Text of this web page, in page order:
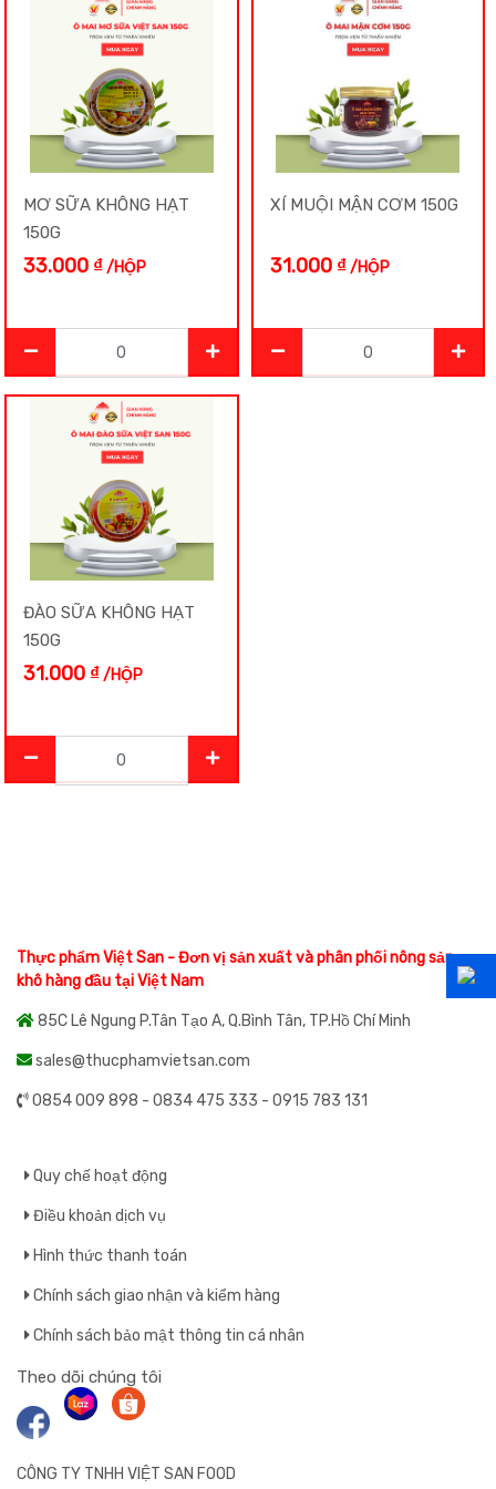
Cốm
Củ Cải
HÀNG MỚI
Hạt Điều Màu
Lạc Rang
Mè
Mì
Mứt-Xí muội
Nếp
Quẩy Soắn
Rong Biển
Tiêu
Trà
Ô Mai Mơ
MƠ SỮA KHÔNG HẠT
150G
33.000 ₫/HỘP
XÍ MUỘI MẬN CƠM 150G
31.000₫ /HỘP
ĐÀO SỮA KHÔNG HẠT
150G
31.000 ₫/HỘP
Thực phẩm Việt San - Đơn vị sản xuất và phân phối nông sản
khô hàng đầu tại Việt Nam
85C Lê Ngung P.Tân Tạo A, Q.Bình Tân, TP.Hồ Chí Minh
sales@thucphamvietsan.com
0854 009 898 - 0834 475 333 - 0915 783 131
Quy chế hoạt động
Điều khoản dịch vụ
Hình thức thanh toán
Chính sách giao nhận và kiểm hàng
Chính sách bảo mật thông tin cá nhân
Theo dõi chúng tôi
CÔNG TY TNHH VIỆT SAN FOOD